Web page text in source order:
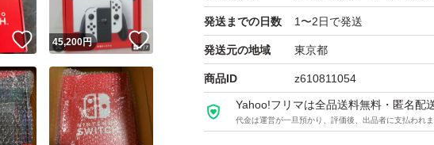
発送までの日数 1〜2日で発送
発送元の地域 東京都
商品ID z610811054
Yahoo!フリマは全品送料無料・匿名配
代金は運営が一旦預かり、評価後、出品者に支払われ
いいね！
45,200円